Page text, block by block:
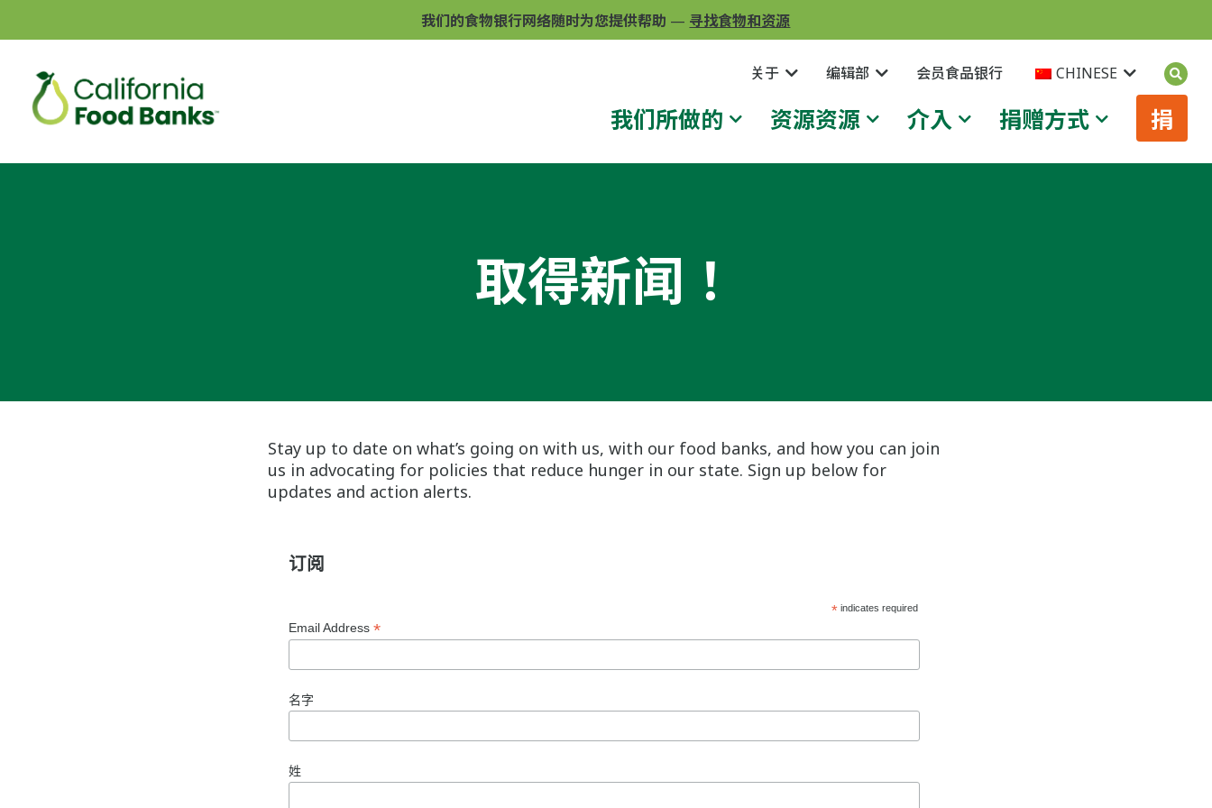
我们的食物银行网络随时为您提供帮助 — 寻找食物和资源
关于 编辑部 会员食品银行 CHINESE
我们所做的 资源资源 介入 捐赠方式 捐
取得新闻！
Stay up to date on what’s going on with us, with our food banks, and how you can join
us in advocating for policies that reduce hunger in our state. Sign up below for
updates and action alerts.
订阅
*indicates required
Email Address *
名字
姓